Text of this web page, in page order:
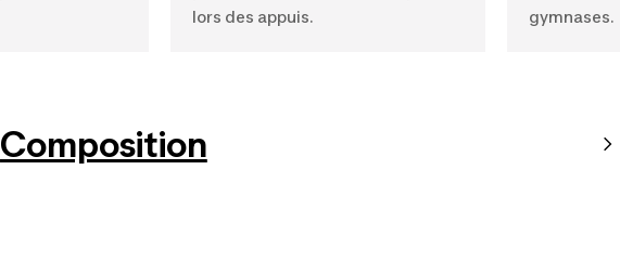
lors des appuis.
gymnases.
Composition